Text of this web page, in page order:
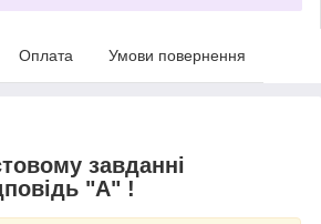
Оплата Умови повернення
завданні
"А" !